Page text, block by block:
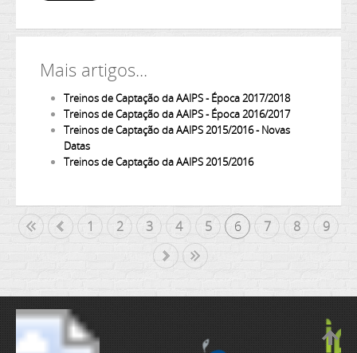
Mais artigos...
Treinos de Captação da AAIPS - Época 2017/2018
Treinos de Captação da AAIPS - Época 2016/2017
Treinos de Captação da AAIPS 2015/2016 - Novas
Datas
Treinos de Captação da AAIPS 2015/2016
« 1 2 3 4 5 6 7 8
9
Fim